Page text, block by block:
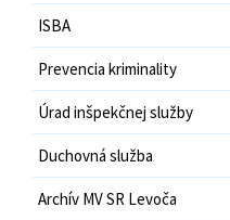
ISBA
Prevencia kriminality
Úrad inšpekčnej služby
Duchovná služba
Archív MV SR Levoča